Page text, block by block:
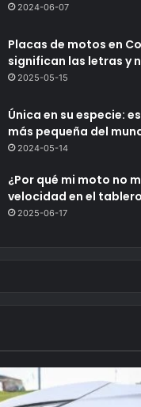
2024-06-07
Placas de motos en
significan las letras y
2025-05-15
Única en su especie:
más pequeña del
2024-05-14
¿Por qué mi moto no
velocidad en el
2025-06-17